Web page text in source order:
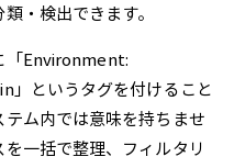
・検出できます。
「Environment:
というタグを付けること
ム内では意味を持ちませ
一括で整理、フィルタリ